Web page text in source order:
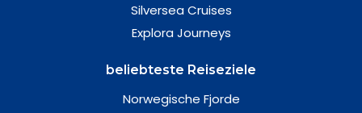
Silversea Cruises
Explora Journeys
beliebteste Reiseziele
Norwegische Fjorde